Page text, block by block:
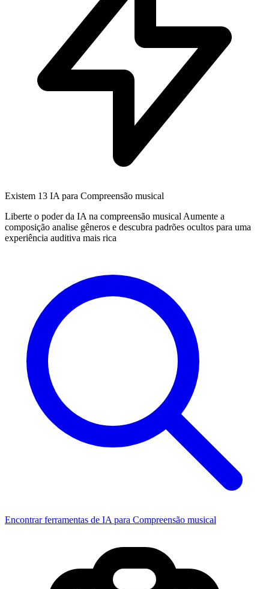
Existem 13 IA para Compreensão musical
Liberte o poder da IA na compreensão musical Aumente a
composição analise gêneros e descubra padrões ocultos para uma
experiência auditiva mais rica
Encontrar ferramentas de IA para Compreensão musical